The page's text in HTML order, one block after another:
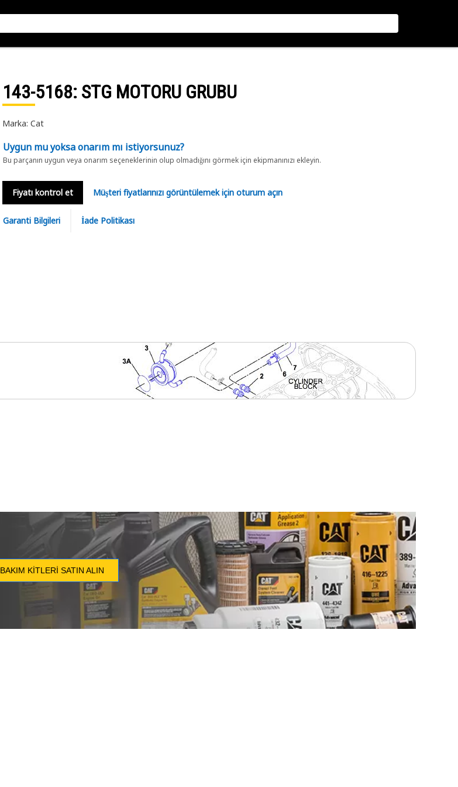
143-5168: STG MOTORU GRUBU
Marka: Cat
Uygun mu yoksa onarım mı istiyorsunuz?
Bu parçanın uygun veya onarım seçeneklerinin olup olmadığını görmek için ekipmanınızı ekleyin.
Fiyatı kontrol et Müşteri fiyatlarınızı görüntülemek için oturum açın
Garanti Bilgileri İade Politikası
BAKIM KITLERI SATIN ALIN